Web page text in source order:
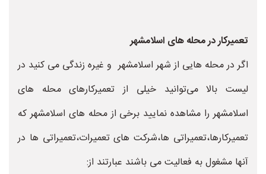
تعمیرکار در محله های اسلامشهر
اگر در محله هایی از شهر اسلامشهر و غیره زندگی می کنید در
لیست بالا می‌توانید خیلی از تعمیرکارهای محله های
اسلامشهر را مشاهده نمایید برخی از محله های اسلامشهر که
تعمیرکارها،تعمیراتی ها،شرکت های تعمیرات،تعمیراتی ها در
آنها مشغول به فعالیت می باشند عبارتند از: